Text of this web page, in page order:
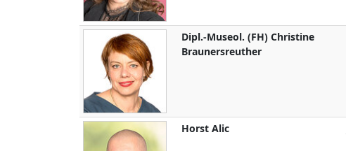
Dipl.-Museol. (FH) Christine
Braunersreuther
Horst Alic